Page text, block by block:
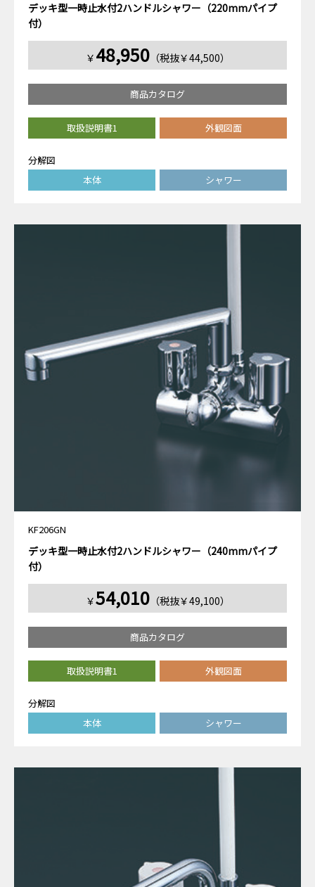
デッキ型一時止水付2ハンドルシャワー（220mmパイプ
付）
￥ 48,950（税抜￥44,500）
商品カタログ
取扱説明書1 外観図面
分解図
本体
シャワー
KF206GN
デッキ型一時止水付2ハンドルシャワー（240mmパイプ
付）
￥54,010（税抜￥49,100）
商品カタログ
取扱説明書1 外観図面
分解図
本体
シャワー